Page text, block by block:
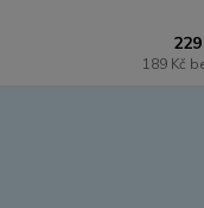
189 Kč